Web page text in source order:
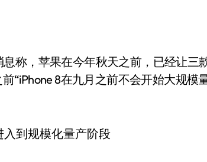
“iPhone 8在九月之前不会开始大规模